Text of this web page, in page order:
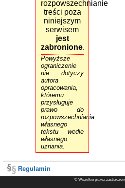
rozpowszechnianie
treści poza
niniejszym
serwisem
jest
zabronione.
Powyższe
ograniczenie
nie dotyczy
autora
opracowania,
któremu
przysługuje
prawo do
rozpowszechniania
własnego
tekstu wedle
własnego
uznania.
Regulamin
© Wszelkie prawa